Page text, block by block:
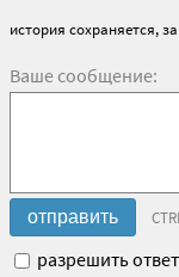
история сохраняется,
Ваше сообщение:
разрешить